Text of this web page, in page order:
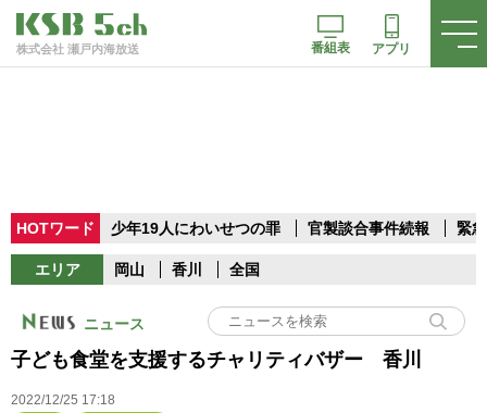
株式会社 瀬戸内海放送 番組表 アプリ
HOTワード 少年19人にわいせつの罪 官製談合事件続報 緊
エリア 岡山 香川 全国
ニュース
子ども食堂を支援するチャリティバザー 香川
2022/12/25 17:18